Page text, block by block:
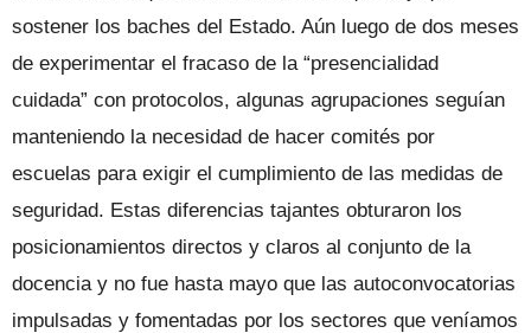
sostener los baches del Estado. Aún luego de dos meses
de experimentar el fracaso de la “presencialidad
cuidada” con protocolos, algunas agrupaciones seguían
manteniendo la necesidad de hacer comités por
escuelas para exigir el cumplimiento de las medidas de
seguridad. Estas diferencias tajantes obturaron los
posicionamientos directos y claros al conjunto de la
docencia y no fue hasta mayo que las autoconvocatorias
impulsadas y fomentadas por los sectores que veníamos